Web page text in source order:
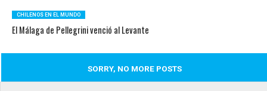
CHILENOS EN EL MUNDO
El Málaga de Pellegrini venció al Levante
SORRY, NO MORE POSTS